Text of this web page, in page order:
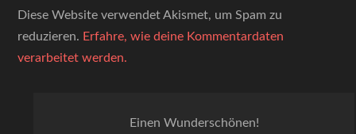
Diese Website verwendet Akismet, um Spam zu
reduzieren. Erfahre, wie deine Kommentardaten
verarbeitet werden.
Einen Wunderschönen!